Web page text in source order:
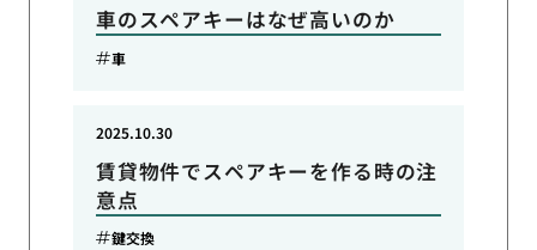
車のスペアキーはなぜ高いのか
車
賃貸物件でスペアキーを作る時の注
意点
2025.10.30
鍵交換